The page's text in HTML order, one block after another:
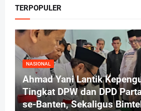
TERPOPULER
NASIONAL
Ahmad Yani Lantik
Tingkat DPW dan DPD
se-Banten, Sekaligus